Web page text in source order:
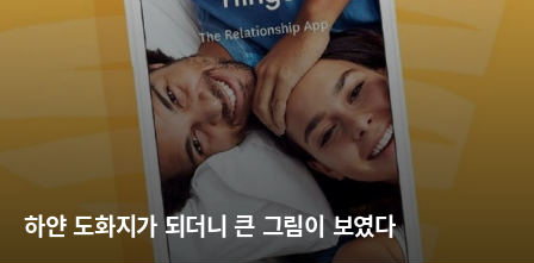
하얀 도화지가 되더니 큰 그림이 보였다